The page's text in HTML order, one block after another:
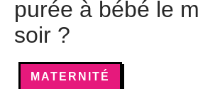
purée à bébé le
soir ?
MATERNITÉ